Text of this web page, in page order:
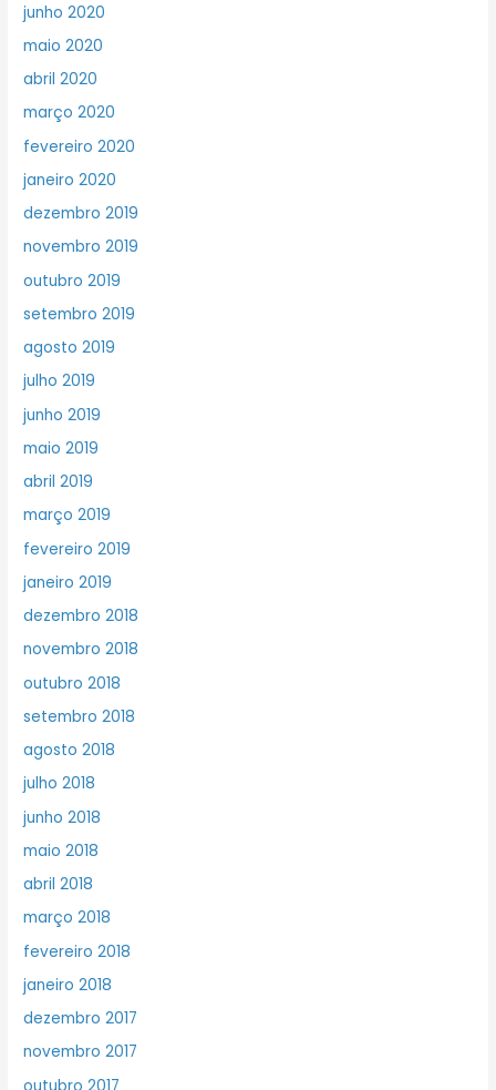
junho 2020
maio 2020
abril 2020
março 2020
fevereiro 2020
janeiro 2020
dezembro 2019
novembro 2019
outubro 2019
setembro 2019
agosto 2019
julho 2019
junho 2019
maio 2019
abril 2019
março 2019
fevereiro 2019
janeiro 2019
dezembro 2018
novembro 2018
outubro 2018
setembro 2018
agosto 2018
julho 2018
junho 2018
maio 2018
abril 2018
março 2018
fevereiro 2018
janeiro 2018
dezembro 2017
novembro 2017
outubro 2017